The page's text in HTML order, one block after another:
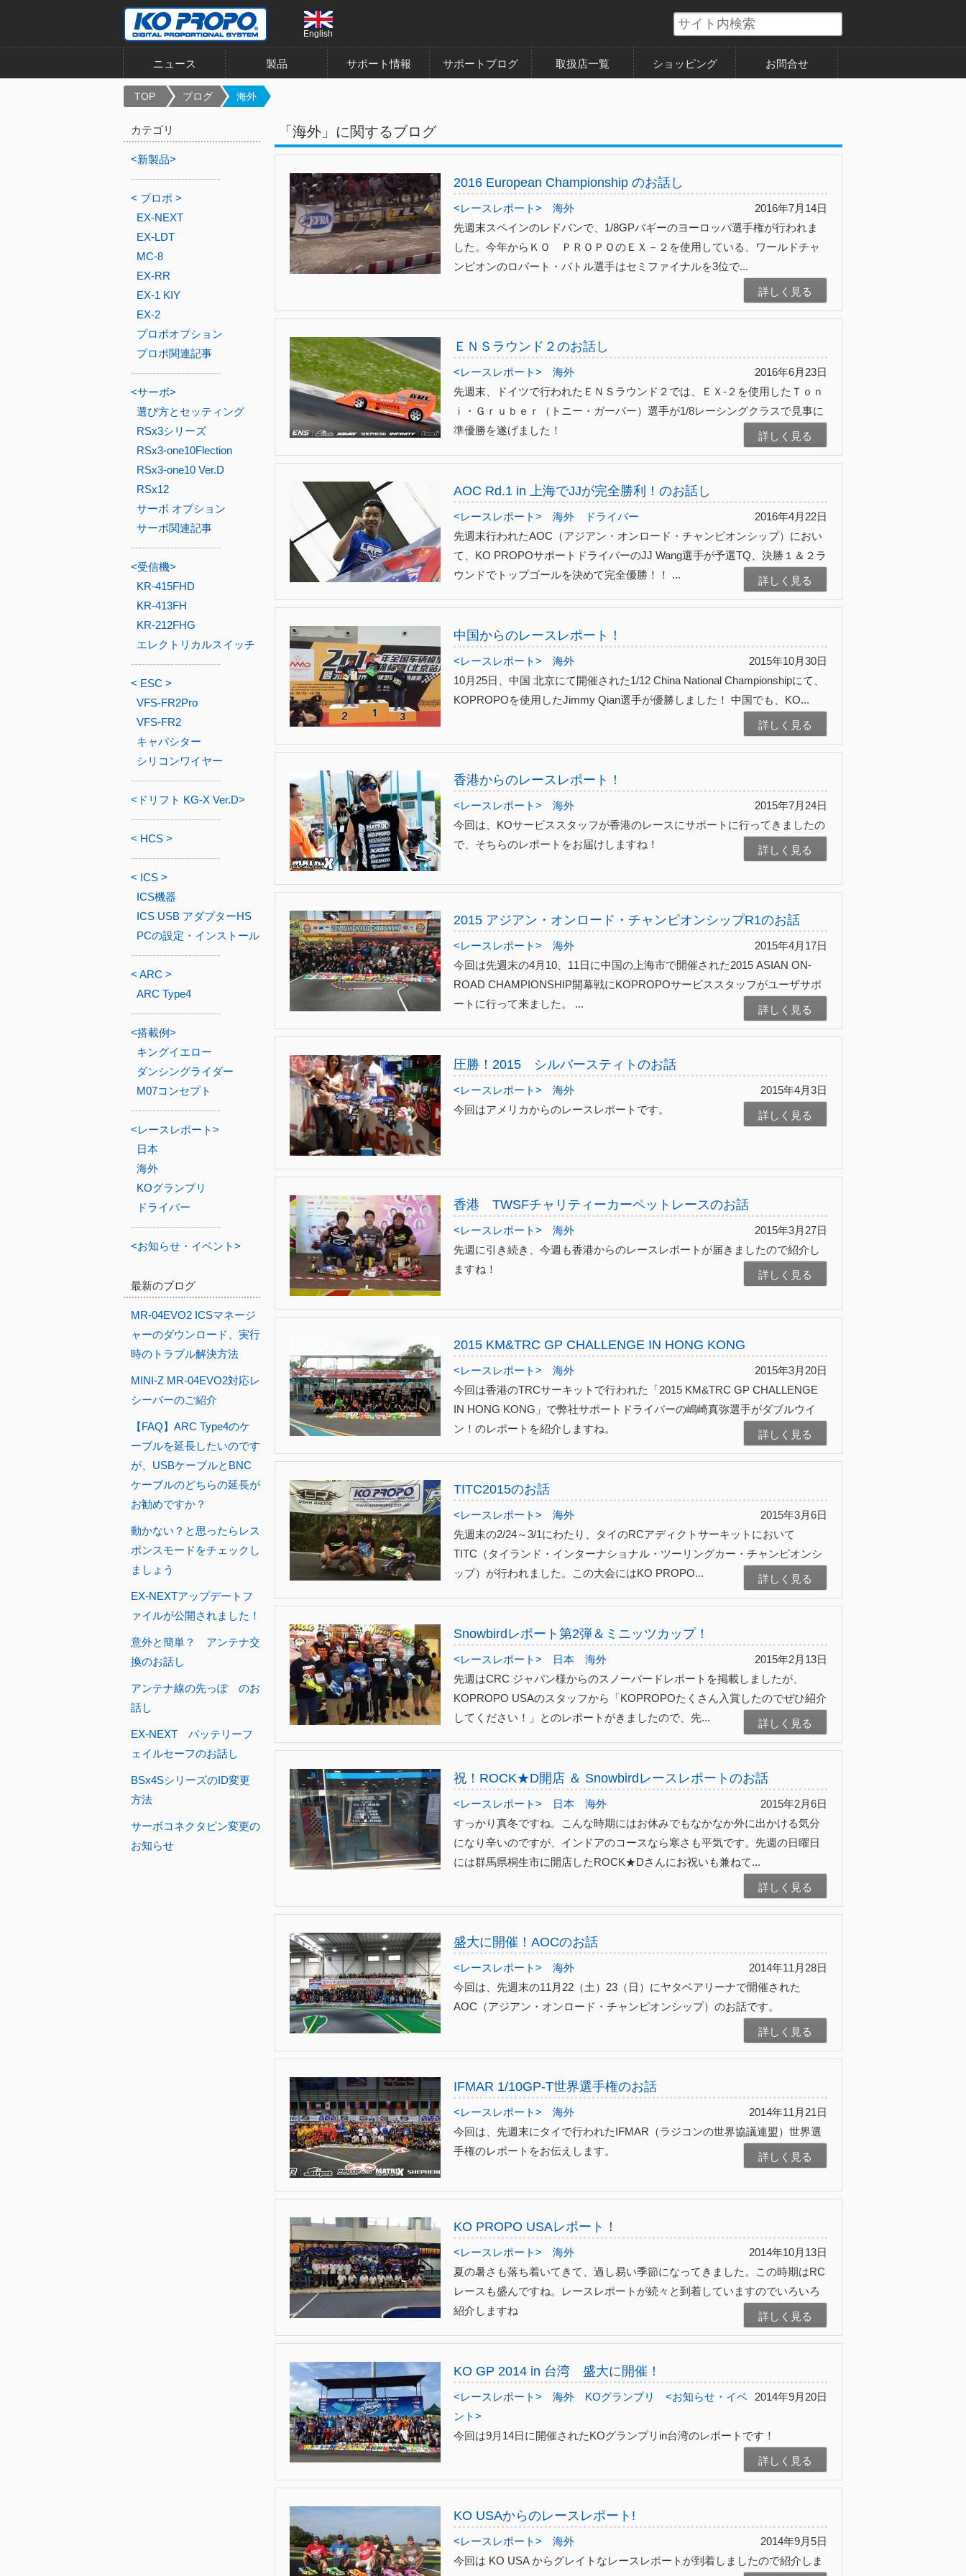
English
ニュース 製品 サポート情報 サポートブログ 取扱店一覧 ショッピング お問合せ
TOP ブログ 海外
「海外」に関するブログ
2016 European Championship のお話し
2016年7月14日
<レースレポート>
海外
先週末スペインのレドバンで、1/8GPバギーのヨーロッパ選手権が行われま
した。今年からＫＯ ＰＲＯＰＯのＥＸ－２を使用している、ワールドチャ
ンピオンのロバート・バトル選手はセミファイナルを3位で...
詳しく見る
ＥＮＳラウンド２のお話し
2016年6月23日
<レースレポート>
海外
先週末、ドイツで行われたＥＮＳラウンド２では、ＥＸ-２を使用したＴｏｎ
ｉ・Ｇｒｕｂｅｒ（トニー・ガーバー）選手が1/8レーシングクラスで見事に
準優勝を遂げました！
詳しく見る
AOC Rd.1 in 上海でJJが完全勝利！のお話し
2016年4月22日
<レースレポート> 海外
ドライバー
先週末行われたAOC（アジアン・オンロード・チャンピオンシップ）におい
て、KO PROPOサポートドライバーのJJ Wang選手が予選TQ、決勝１＆２ラ
ウンドでトップゴールを決めて完全優勝！！ ...
詳しく見る
中国からのレースレポート！
2015年10月30日
<レースレポート>
海外
10月25日、中国 北京にて開催された1/12 China National Championshipにて、
KOPROPOを使用したJimmy Qian選手が優勝しました！ 中国でも、KO...
詳しく見る
香港からのレースレポート！
2015年7月24日
<レースレポート>
海外
今回は、KOサービススタッフが香港のレースにサポートに行ってきましたの
で、そちらのレポートをお届けしますね！
詳しく見る
2015 アジアン・オンロード・チャンピオンシップR1のお話
2015年4月17日
<レースレポート>
海外
今回は先週末の4月10、11日に中国の上海市で開催された2015 ASIAN ON-
ROAD CHAMPIONSHIP開幕戦にKOPROPOサービススタッフがユーザサポ
ートに行って来ました。 ...
詳しく見る
圧勝！2015 シルバースティトのお話
2015年4月3日
<レースレポート>
海外
今回はアメリカからのレースレポートです。
詳しく見る
香港 TWSFチャリティーカーペットレースのお話
2015年3月27日
<レースレポート>
海外
先週に引き続き、今週も香港からのレースレポートが届きましたので紹介し
ますね！
詳しく見る
2015 KM&TRC GP CHALLENGE IN HONG KONG
2015年3月20日
<レースレポート>
海外
今回は香港のTRCサーキットで行われた「2015 KM&TRC GP CHALLENGE
IN HONG KONG」で弊社サポートドライバーの嶋崎真弥選手がダブルウイ
ン！のレポートを紹介しますね。
詳しく見る
TITC2015のお話
2015年3月6日
<レースレポート>
海外
先週末の2/24～3/1にわたり、タイのRCアディクトサーキットにおいて
TITC（タイランド・インターナショナル・ツーリングカー・チャンピオンシ
ップ）が行われました。この大会にはKO PROPO...
詳しく見る
Snowbirdレポート第2弾＆ミニッツカップ！
2015年2月13日
<レースレポート> 日本
海外
先週はCRC ジャパン様からのスノーバードレポートを掲載しましたが、
KOPROPO USAのスタッフから「KOPROPOたくさん入賞したのでぜひ紹介
してください！」とのレポートがきましたので、先...
詳しく見る
祝！ROCK★D開店 ＆ Snowbirdレースレポートのお話
2015年2月6日
<レースレポート> 日本
海外
すっかり真冬ですね。こんな時期にはお休みでもなかなか外に出かける気分
になり辛いのですが、インドアのコースなら寒さも平気です。先週の日曜日
には群馬県桐生市に開店したROCK★Dさんにお祝いも兼ねて...
詳しく見る
盛大に開催！AOCのお話
2014年11月28日
<レースレポート>
海外
今回は、先週末の11月22（土）23（日）にヤタベアリーナで開催された
AOC（アジアン・オンロード・チャンピオンシップ）のお話です。
詳しく見る
IFMAR 1/10GP-T世界選手権のお話
2014年11月21日
<レースレポート>
海外
今回は、先週末にタイで行われたIFMAR（ラジコンの世界協議連盟）世界選
手権のレポートをお伝えします。
詳しく見る
KO PROPO USAレポート！
2014年10月13日
<レースレポート>
海外
夏の暑さも落ち着いてきて、過し易い季節になってきました。この時期はRC
レースも盛んですね。レースレポートが続々と到着していますのでいろいろ
紹介しますね
詳しく見る
KO GP 2014 in 台湾 盛大に開催！
2014年9月20日
<レースレポート> 海外 KOグランプリ
<お知らせ・イベ
ント>
今回は9月14日に開催されたKOグランプリin台湾のレポートです！
詳しく見る
KO USAからのレースレポート!
2014年9月5日
<レースレポート>
海外
今回は KO USA からグレイトなレースレポートが到着しましたので紹介しま
カテゴリ
<新製品>
-------------------------
< プロポ >
EX-NEXT
EX-LDT
MC-8
EX-RR
EX-1 KIY
EX-2
プロポオプション
プロポ関連記事
-------------------------
<サーボ>
選び方とセッティング
RSx3シリーズ
RSx3-one10Flection
RSx3-one10 Ver.D
RSx12
サーボ オプション
サーボ関連記事
-------------------------
<受信機>
KR-415FHD
KR-413FH
KR-212FHG
エレクトリカルスイッチ
-------------------------
< ESC >
VFS-FR2Pro
VFS-FR2
キャパシター
シリコンワイヤー
-------------------------
<ドリフト KG-X Ver.D>
-------------------------
< HCS >
-------------------------
< ICS >
ICS機器
ICS USB アダプターHS
PCの設定・インストール
-------------------------
< ARC >
ARC Type4
-------------------------
<搭載例>
キングイエロー
ダンシングライダー
M07コンセプト
-------------------------
<レースレポート>
日本
海外
KOグランプリ
ドライバー
-------------------------
<お知らせ・イベント>
最新のブログ
MR-04EVO2 ICSマネージ
ャーのダウンロード、実行
時のトラブル解決方法
MINI-Z MR-04EVO2対応レ
シーバーのご紹介
【FAQ】ARC Type4のケ
ーブルを延長したいのです
が、USBケーブルとBNC
ケーブルのどちらの延長が
お勧めですか？
動かない？と思ったらレス
ポンスモードをチェックし
ましょう
EX-NEXTアップデートフ
ァイルが公開されました！
意外と簡単？ アンテナ交
換のお話し
アンテナ線の先っぽ のお
話し
EX-NEXT バッテリーフ
ェイルセーフのお話し
BSx4SシリーズのID変更
方法
サーボコネクタピン変更の
お知らせ